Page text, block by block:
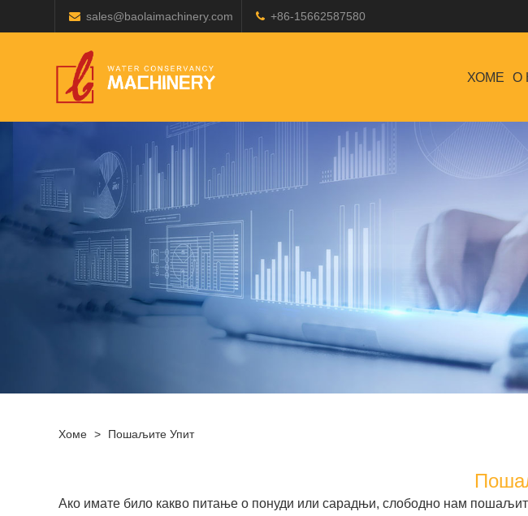
sales@baolaimachinery.com +86-15662587580
ХОМЕ О
Хоме > Пошаљите Упит
Ако имате било какво питање о понуди или сарадњи, слободно нам